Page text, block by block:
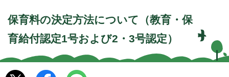
保育料の決定方法について（教育・保
育給付認定1号および2・3号認定）